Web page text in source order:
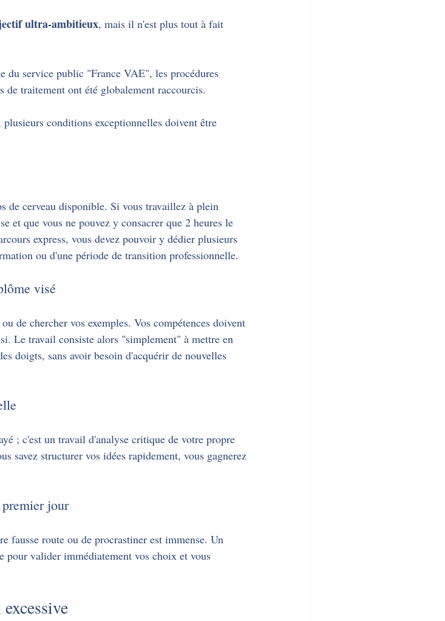
ultra-ambitieux, mais il n'est plus tout à fait
du service public "France VAE", les procédures
traitement ont été globalement raccourcis.
conditions exceptionnelles doivent être
de cerveau disponible. Si vous travaillez à plein
et que vous ne pouvez y consacrer que 2 heures le
express, vous devez pouvoir y dédier plusieurs
ou d'une période de transition professionnelle.
visé
de chercher vos exemples. Vos compétences doivent
Le travail consiste alors "simplement" à mettre en
doigts, sans avoir besoin d'acquérir de nouvelles
; c'est un travail d'analyse critique de votre propre
savez structurer vos idées rapidement, vous gagnerez
jour
fausse route ou de procrastiner est immense. Un
pour valider immédiatement vos choix et vous